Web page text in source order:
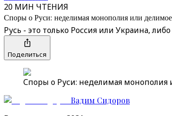
20 МИН ЧТЕНИЯ
Споры о Руси: неделимая монополия или
Русь - это только Россия или Украина,
Поделиться
Споры о Руси: неделимая монополия
Вадим Сидоров